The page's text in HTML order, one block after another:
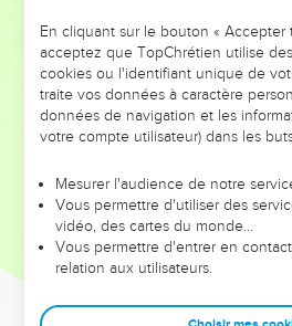
Alors ils soudoyèrent des
entendu proférer des paroles
et contre Dieu.
Ils ameutèrent le peuple, les
survinrent, le saisirent de force et
Ils produisirent de faux témoins
ne cesse de proférer des paroles
contre la loi ;
car nous l’avons entendu dire
En cliquant sur le bouton « Accepter
acceptez que TopChrétien utilise
cookies ou l'identifiant unique de
traite vos données à caractère
données de navigation et les
votre compte utilisateur) dans les
Mesurer l'audience de notre
Vous permettre d'utiliser des
vidéo, des cartes du monde…
Vous permettre d'entrer en
relation aux utilisateurs.